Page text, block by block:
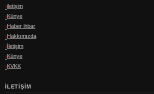
iletişim
Künye
Haber ihbar
Hakkımızda
İletişim
Künye
KVKK
İLETIŞIM